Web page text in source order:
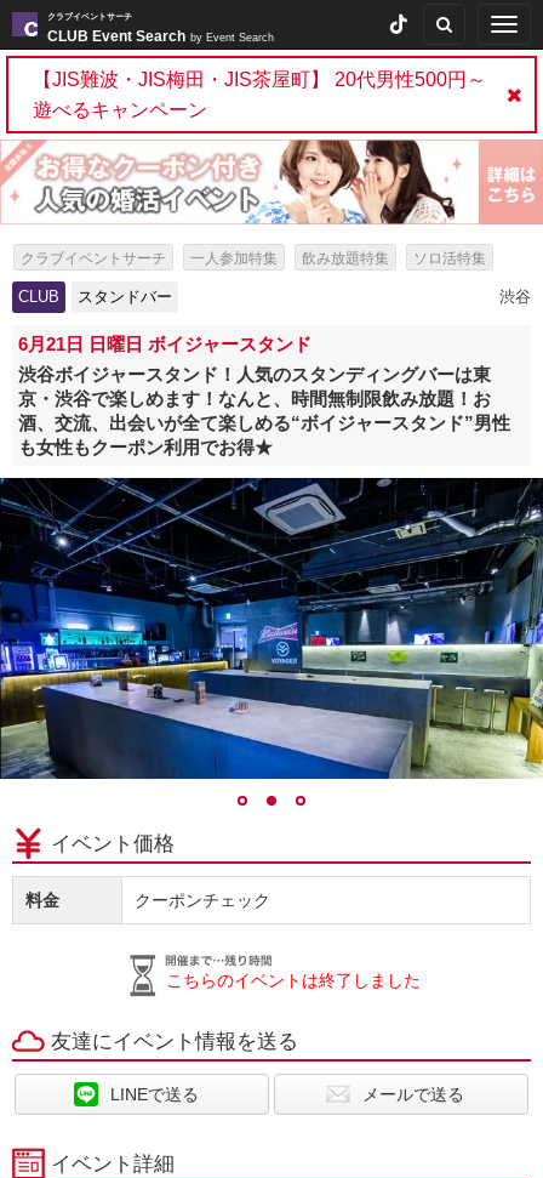
クラブイベントサーチ
CLUB Event Search by Event Search
【JIS難波・JIS梅田・JIS茶屋町】 20代男性500円～
遊べるキャンペーン
クラブイベントサーチ 一人参加特集 飲み放題特集 ソロ活特集
出会いイベント特集
CLUB スタンドバー 渋谷
6月21日 日曜日 ボイジャースタンド
渋谷ボイジャースタンド！人気のスタンディングバーは東
京・渋谷で楽しめます！なんと、時間無制限飲み放題！お
酒、交流、出会いが全て楽しめる“ボイジャースタンド”男性
も女性もクーポン利用でお得★
イベント価格
料金 クーポンチェック
こちらのイベントは終了しました
友達にイベント情報を送る
LINEで送る メールで送る
イベント詳細